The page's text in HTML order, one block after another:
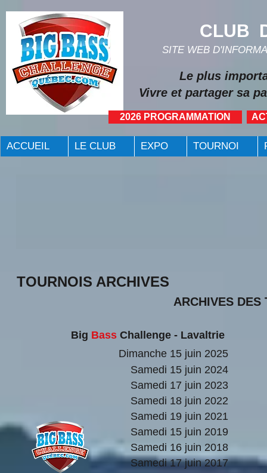
CLUB
SITE WEB
Vivre et partager sa
2026 PROGRAMMATION
Le plus
ACCUEIL LE CLUB EXPO TOURNOI
TOURNOIS ARCHIVES
ARCHIVES DES
Big Bass Challenge - Lavaltrie
Dimanche 15 juin 2025
Samedi 15 juin 2024
Samedi 17 juin 2023
Samedi 18 juin 2022
Samedi 19 juin 2021
Samedi 15 juin 2019
Samedi 16 juin 2018
Samedi 17 juin 2017